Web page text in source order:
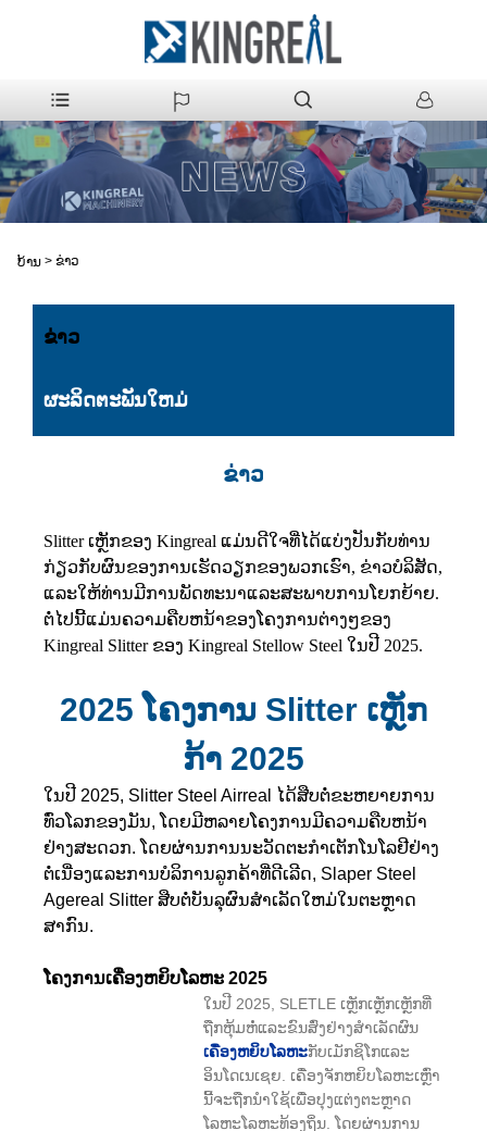
ບ້ານ > ຂ່າວ
ຂ່າວ
ຜະລິດຕະພັນໃຫມ່
ຂ່າວ
Slitter ເຫຼັກຂອງ Kingreal ແມ່ນດີໃຈທີ່ໄດ້ແບ່ງປັນກັບທ່ານ
ກ່ຽວກັບຜົນຂອງການເຮັດວຽກຂອງພວກເຮົາ, ຂ່າວບໍລິສັດ,
ແລະໃຫ້ທ່ານມີການພັດທະນາແລະສະພາບການໂຍກຍ້າຍ.
ຕໍ່ໄປນີ້ແມ່ນຄວາມຄືບຫນ້າຂອງໂຄງການຕ່າງໆຂອງ
Kingreal Slitter ຂອງ Kingreal Stellow Steel ໃນປີ 2025.
2025 ໂຄງການ Slitter ເຫຼັກ
ກ້າ 2025
ໃນປີ 2025, Slitter Steel Airreal ໄດ້ສືບຕໍ່ຂະຫຍາຍການ
ທົ່ວໂລກຂອງມັນ, ໂດຍມີຫລາຍໂຄງການມີຄວາມຄືບຫນ້າ
ຢ່າງສະດວກ. ໂດຍຜ່ານການນະວັດຕະກໍາເຕັກໂນໂລຢີຢ່າງ
ຕໍ່ເນື່ອງແລະການບໍລິການລູກຄ້າທີ່ດີເລີດ, Slaper Steel
Agereal Slitter ສືບຕໍ່ບັນລຸຜົນສໍາເລັດໃຫມ່ໃນຕະຫຼາດ
ສາກົນ.
ໂຄງການເຄື່ອງຫຍິບໂລຫະ 2025
ໃນປີ 2025, SLETLE ເຫຼັກເຫຼັກເຫຼັກທີ່
ຖືກຫຸ້ມຫໍ່ແລະຂົນສົ່ງຢ່າງສໍາເລັດຜົນ
ເຄື່ອງຫຍິບໂລຫະກັບເມັກຊິໂກແລະ
ອິນໂດເນເຊຍ. ເຄື່ອງຈັກຫຍິບໂລຫະເຫຼົ່າ
ນີ້ຈະຖືກນໍາໃຊ້ເພື່ອປຸງແຕ່ງຕະຫຼາດ
ໂລຫະໂລຫະທ້ອງຖິ່ນ. ໂດຍຜ່ານການ